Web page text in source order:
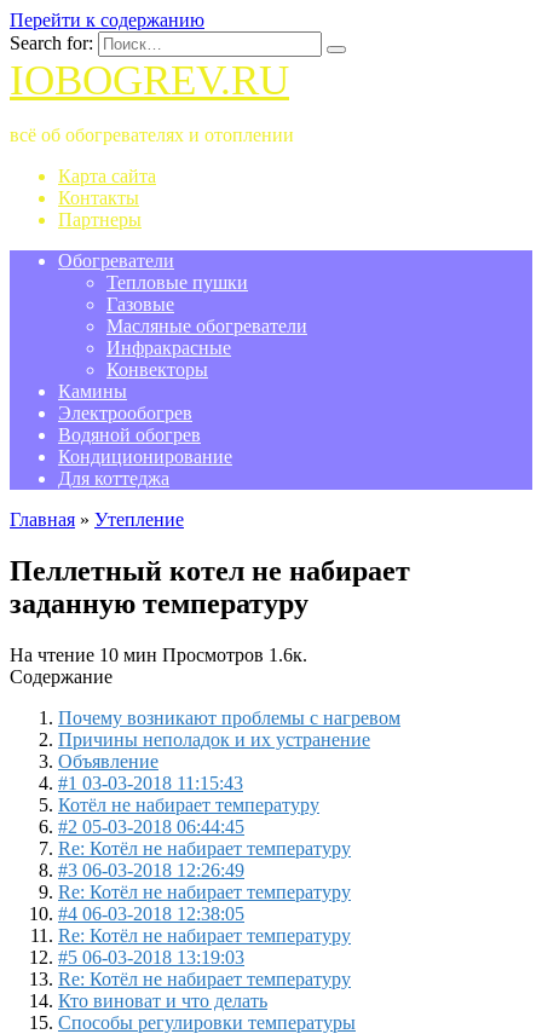
Перейти к содержанию
Search for:
IOBOGREV.RU
всё об обогревателях и отоплении
Карта сайта
Контакты
Партнеры
Обогреватели
Тепловые пушки
Газовые
Масляные обогреватели
Инфракрасные
Конвекторы
Камины
Электрообогрев
Водяной обогрев
Кондиционирование
Для коттеджа
Главная » Утепление
Пеллетный котел не набирает
заданную температуру
На чтение 10 мин Просмотров 1.6к.
Содержание
Почему возникают проблемы с нагревом
Причины неполадок и их устранение
Объявление
#1 03-03-2018 11:15:43
Котёл не набирает температуру
#2 05-03-2018 06:44:45
Re: Котёл не набирает температуру
#3 06-03-2018 12:26:49
Re: Котёл не набирает температуру
#4 06-03-2018 12:38:05
Re: Котёл не набирает температуру
#5 06-03-2018 13:19:03
Re: Котёл не набирает температуру
Кто виноват и что делать
Способы регулировки температуры